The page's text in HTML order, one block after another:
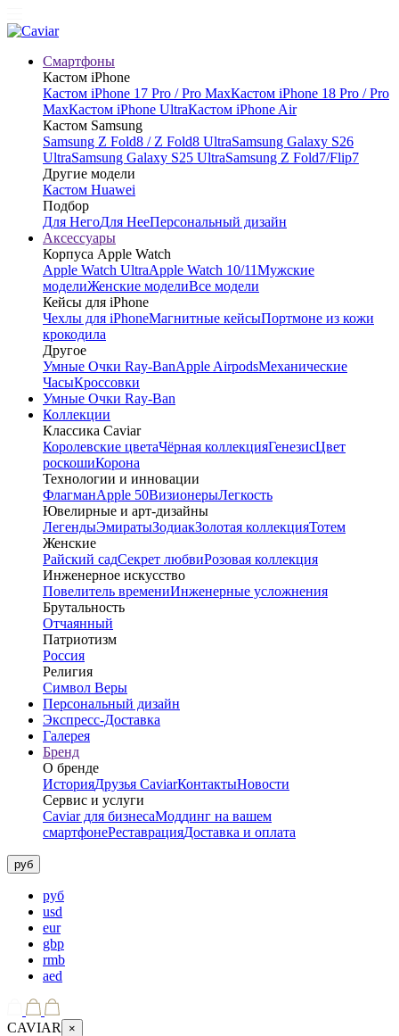
Смартфоны
Кастом iPhone
Кастом iPhone 17 Pro / Pro MaxКастом iPhone 18 Pro / Pro
MaxКастом iPhone UltraКастом iPhone Air
Кастом Samsung
Samsung Z Fold8 / Z Fold8 UltraSamsung Galaxy S26
UltraSamsung Galaxy S25 UltraSamsung Z Fold7/Flip7
Другие модели
Кастом Huawei
Подбор
Для НегоДля НееПерсональный дизайн
Аксессуары
Корпуса Apple Watch
Apple Watch UltraApple Watch 10/11Мужские
моделиЖенские моделиВсе модели
Кейсы для iPhone
Чехлы для iPhoneМагнитные кейсыПортмоне из кожи
крокодила
Другое
Умные Очки Ray-BanApple AirpodsМеханические
ЧасыКроссовки
Умные Очки Ray-Ban
Коллекции
Классика Caviar
Королевские цветаЧёрная коллекцияГенезисЦвет
роскошиКорона
Технологии и инновации
ФлагманApple 50ВизионерыЛегкость
Ювелирные и арт-дизайны
ЛегендыЭмиратыЗодиакЗолотая коллекцияТотем
Женские
Райский садСекрет любвиРозовая коллекция
Инженерное искусство
Повелитель времениИнженерные усложнения
Брутальность
Отчаянный
Патриотизм
Россия
Религия
Символ Веры
Персональный дизайн
Экспресс-Доставка
Галерея
Бренд
О бренде
ИсторияДрузья CaviarКонтактыНовости
Сервис и услуги
Caviar для бизнесаМоддинг на вашем
смартфонеРеставрацияДоставка и оплата
руб
руб
usd
eur
gbp
rmb
aed
CAVIAR ×